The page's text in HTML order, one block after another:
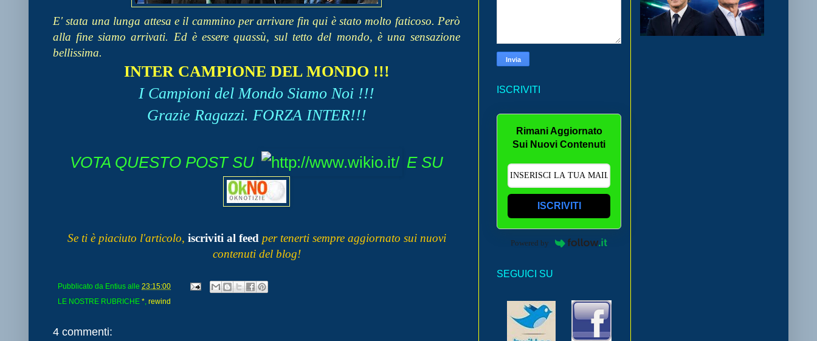
E' stata una lunga attesa e il cammino per arrivare fin qui è stato molto faticoso. Però
alla fine siamo arrivati. Ed è essere quassù, sul tetto del mondo, è una sensazione
bellissima.
INTER CAMPIONE DEL MONDO !!!
I Campioni del Mondo Siamo Noi !!!
Grazie Ragazzi. FORZA INTER!!!
VOTA QUESTO POST SU E SU
Se ti è piaciuto l'articolo, iscriviti al feed per tenerti sempre aggiornato sui nuovi
contenuti del blog!
Pubblicato da Entius alle 23:15:00
LE NOSTRE RUBRICHE * rewind
4 commenti:
ISCRIVITI
Rimani Aggiornato
Sui Nuovi Contenuti
ISCRIVITI
Powered by
SEGUICI SU